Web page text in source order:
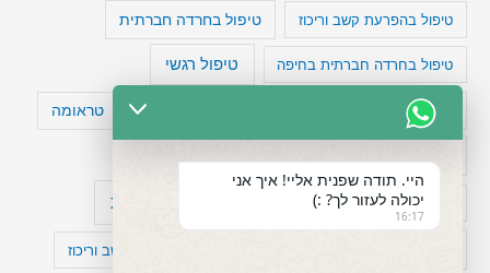
טיפול בהפרעת קשב וריכוז טיפול בחרדה חברתית
טיפול בחרדה חברתית בחיפה טיפול רגשי
טיפול תרופתי להפרעת קשב טעויות חשיבה טראומה
מפורסמים עם הפרעת קשב עיצות
קומורבידיות להפרעת קשב וריכוז
היי. תודה שפנית אליי! איך אני
יכולה לעזור לך? :)
16:17